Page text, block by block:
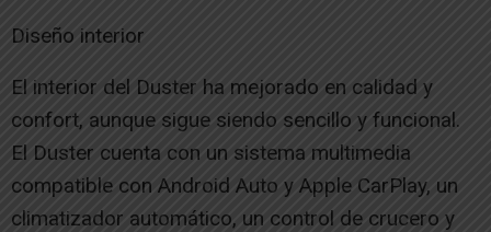
Diseño interior
El interior del Duster ha mejorado en calidad y
confort, aunque sigue siendo sencillo y funcional.
El Duster cuenta con un sistema multimedia
compatible con Android Auto y Apple CarPlay, un
climatizador automático, un control de crucero y